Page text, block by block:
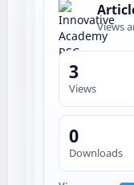
Views
3
Views
0
Downloads